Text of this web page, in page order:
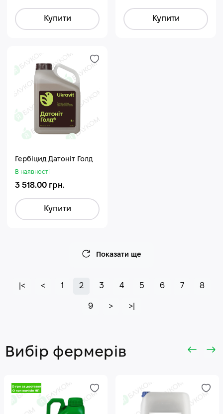
Купити Купити
Гербіцид Датоніт Голд
В наявності
3 518.00 грн.
Купити
Показати ще
|< < 1 2 3 4 5 6 7 8
9 > >|
Вибір фермерів